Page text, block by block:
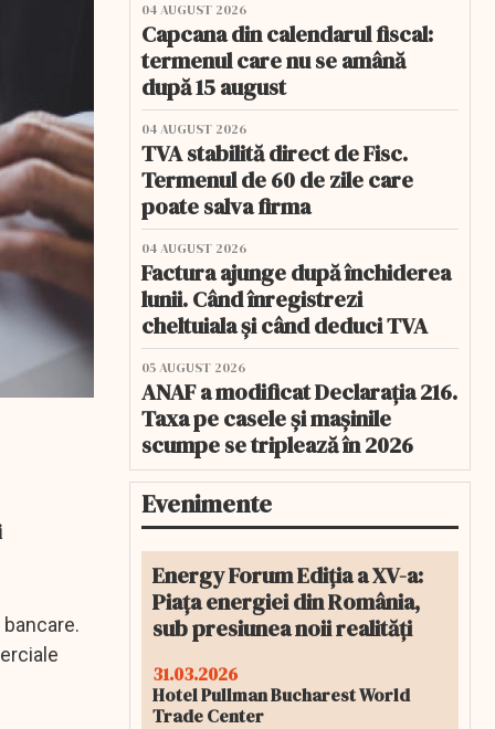
04 AUGUST 2026
Capcana din calendarul fiscal:
termenul care nu se amână
după 15 august
04 AUGUST 2026
TVA stabilită direct de Fisc.
Termenul de 60 de zile care
poate salva firma
04 AUGUST 2026
Factura ajunge după închiderea
lunii. Când înregistrezi
cheltuiala și când deduci TVA
05 AUGUST 2026
ANAF a modificat Declarația 216.
Taxa pe casele și mașinile
scumpe se triplează în 2026
Evenimente
Energy Forum Ediția a XV-a:
Piața energiei din România,
sub presiunea noii realități
31.03.2026
Hotel Pullman Bucharest World
Trade Center